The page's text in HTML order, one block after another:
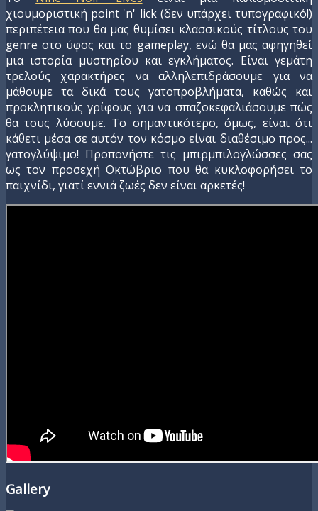
χιουμοριστική point 'n' lick (δεν υπάρχει τυπογραφικό!)
περιπέτεια που θα μας θυμίσει κλασσικούς τίτλους του
genre στο ύφος και το gameplay, ενώ θα μας αφηγηθεί
μια ιστορία μυστηρίου και εγκλήματος. Είναι γεμάτη
τρελούς χαρακτήρες να αλληλεπιδράσουμε για να
μάθουμε τα δικά τους γατοπροβλήματα, καθώς και
προκλητικούς γρίφους για να σπαζοκεφαλιάσουμε πώς
θα τους λύσουμε. Το σημαντικότερο, όμως, είναι ότι
κάθετι μέσα σε αυτόν τον κόσμο είναι διαθέσιμο προς...
γατογλύψιμο! Προπονήστε τις μπιρμπιλογλώσσες σας
ως τον προσεχή Οκτώβριο που θα κυκλοφορήσει το
παιχνίδι, γιατί εννιά ζωές δεν είναι αρκετές!
Gallery